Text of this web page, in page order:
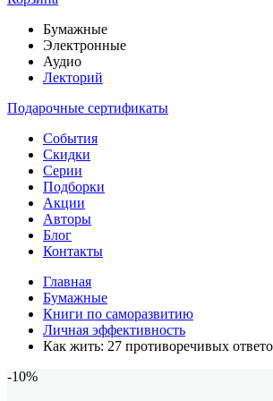
Бумажные
Электронные
Аудио
Лекторий
Подарочные сертификаты
События
Скидки
Серии
Подборки
Акции
Авторы
Блог
Контакты
Главная
Бумажные
Книги по саморазвитию
Личная эффективность
Как жить: 27 противоречивых
-10%